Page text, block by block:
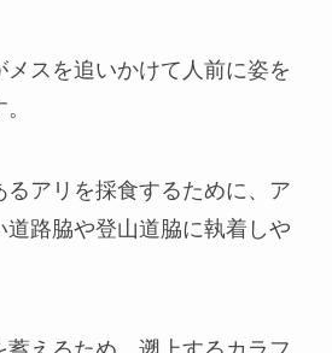
スを追いかけて人前に姿を
るアリを採食するために、ア
道路脇や登山道脇に執着しや